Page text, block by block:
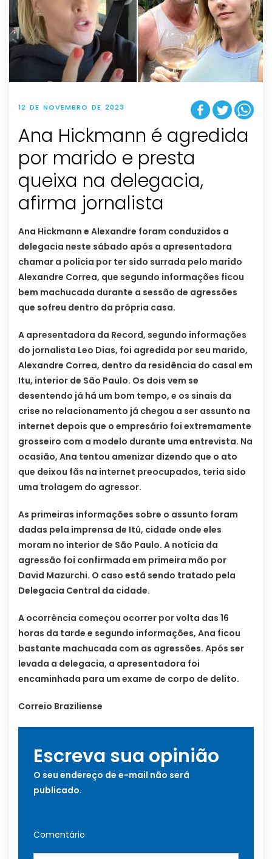
12 DE NOVEMBRO DE 2023
Ana Hickmann é agredida
por marido e presta
queixa na delegacia,
afirma jornalista
Ana Hickmann e Alexandre foram conduzidos a
delegacia neste sábado após a apresentadora
chamar a policia por ter sido surrada pelo marido
Alexandre Correa, que segundo informações ficou
bem machucada durante a sessão de agressões
que sofreu dentro da própria casa.
A apresentadora da Record, segundo informações
do jornalista Leo Dias, foi agredida por seu marido,
Alexandre Correa, dentro da residência do casal em
Itu, interior de São Paulo. Os dois vem se
desentendo já há um bom tempo, e os sinais da
crise no relacionamento já chegou a ser assunto na
internet depois que o empresário foi extremamente
grosseiro com a modelo durante uma entrevista. Na
ocasião, Ana tentou amenizar dizendo que o ato
que deixou fãs na internet preocupados, teria sido
uma trolagem do agressor.
As primeiras informações sobre o assunto foram
dadas pela imprensa de Itú, cidade onde eles
moram no interior de São Paulo. A notícia da
agressão foi confirmada em primeira mão por
David Mazurchi. O caso está sendo tratado pela
Delegacia Central da cidade.
A ocorrência começou ocorrer por volta das 16
horas da tarde e segundo informações, Ana ficou
bastante machucada com as agressões. Após ser
levada a delegacia, a apresentadora foi
encaminhada para um exame de corpo de delito.
Correio Braziliense
Escreva sua opinião
O seu endereço de e-mail não será
publicado.
Comentário